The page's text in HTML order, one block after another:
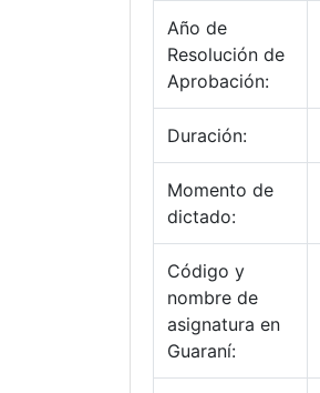
Año de
Resolución de
Aprobación:
Duración:
Momento de
dictado:
Código y
nombre de
asignatura en
Guaraní: